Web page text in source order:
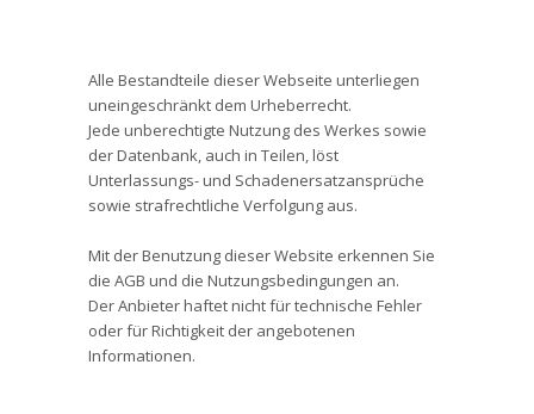
Alle Bestandteile dieser Webseite unterliegen
uneingeschränkt dem Urheberrecht.
Jede unberechtigte Nutzung des Werkes sowie
der Datenbank, auch in Teilen, löst
Unterlassungs- und Schadenersatzansprüche
sowie strafrechtliche Verfolgung aus.
Mit der Benutzung dieser Website erkennen Sie
die AGB und die Nutzungsbedingungen an.
Der Anbieter haftet nicht für technische Fehler
oder für Richtigkeit der angebotenen
Informationen.